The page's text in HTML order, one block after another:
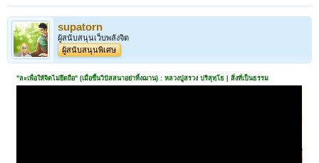
supatorn
ผู้สนับสนุนเว็บพลังจิต
ผู้สนับสนุนพิเศษ
"ละเพื่อให้จิตไม่ยึดถือ" (เมื่อขึ้นวิปัสสนาอย่าทิ้งฌาน) : หลวงปู่สรวง ปริสุทฺโธ | สิ่งที่เป็นธรรม
1 2 3 4 5 6 → 20 ถัดไป >